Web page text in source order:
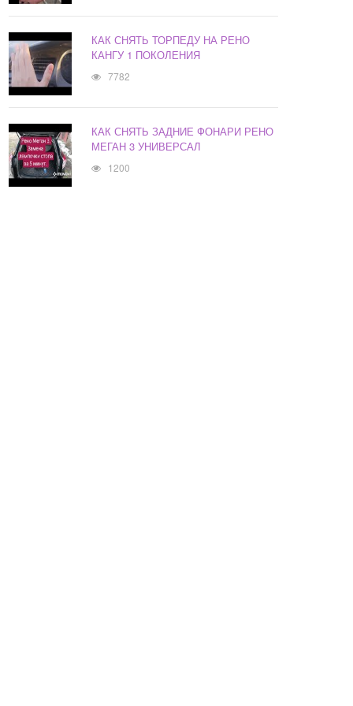
КАК СНЯТЬ ТОРПЕДУ НА РЕНО
КАНГУ 1 ПОКОЛЕНИЯ
7782
КАК СНЯТЬ ЗАДНИЕ ФОНАРИ РЕНО
МЕГАН 3 УНИВЕРСАЛ
1200